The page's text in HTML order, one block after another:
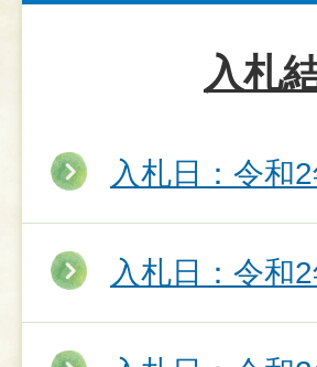
入札
入札日：令和
入札日：令和